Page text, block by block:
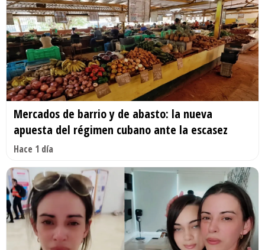
Mercados de barrio y de abasto: la nueva
apuesta del régimen cubano ante la escasez
Hace 1 día